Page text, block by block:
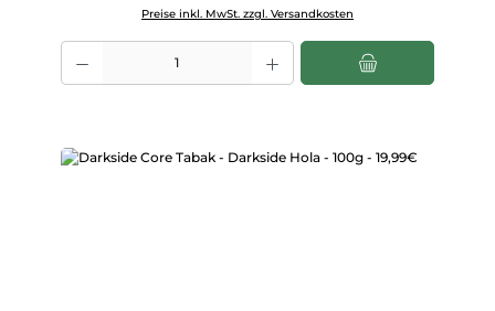
Preise inkl. MwSt. zzgl. Versandkosten
Produkt Anzahl: Gib den gewünschten Wert ein oder benutze die